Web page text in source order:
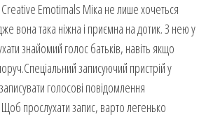
Emotimals Міка не лише хочеться
вона така ніжна і приємна на дотик. З нею у
знайомий голос батьків, навіть якщо
записуючий пристрій у
голосові повідомлення
прослухати запис, варто легенько